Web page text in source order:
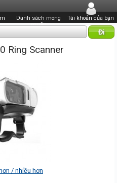
Danh sách mong
muốn
Tài khoản của bạn
Ring Scanner
/ nhiều hơn